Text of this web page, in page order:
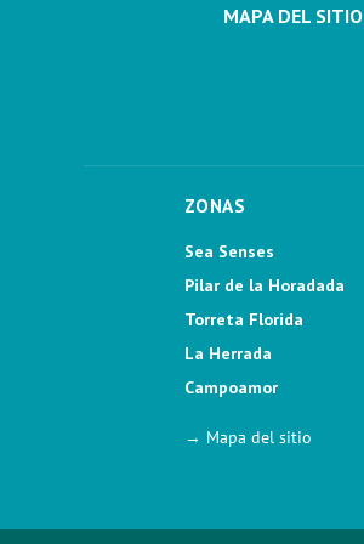
MAPA DEL SITIO
ZONAS
Sea Senses
Pilar de la Horadada
Torreta Florida
La Herrada
Campoamor
→ Mapa del sitio